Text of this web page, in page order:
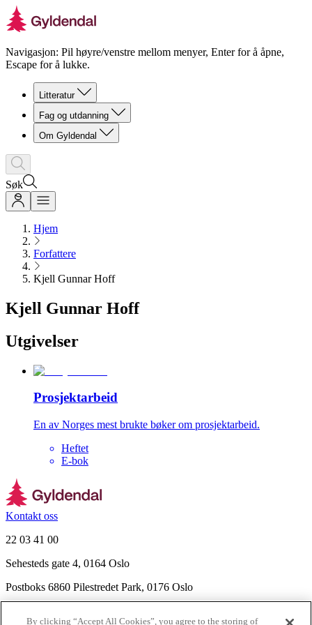
Navigasjon: Pil høyre/venstre mellom menyer, Enter for å åpne,
Escape for å lukke.
Litteratur
Fag og utdanning
Om Gyldendal
Søk
Hjem
Forfattere
Kjell Gunnar Hoff
Kjell Gunnar Hoff
Utgivelser
Prosjektarbeid
En av Norges mest brukte bøker om prosjektarbeid.
Heftet
E-bok
Kontakt oss
22 03 41 00
Sehesteds gate 4, 0164 Oslo
Postboks 6860 Pilestredet Park, 0176 Oslo
By clicking “Accept All Cookies”, you agree to the storing of